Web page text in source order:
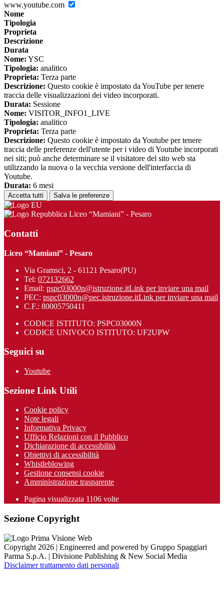
www.youtube.com
Nome
Tipologia
Proprieta
Descrizione
Durata
Nome: YSC
Tipologia: analitico
Proprieta: Terza parte
Descrizione: Questo cookie è impostato da YouTube per tenere
traccia delle visualizzazioni dei video incorporati.
Durata: Sessione
Nome: VISITOR_INFO1_LIVE
Tipologia: analitico
Proprieta: Terza parte
Descrizione: Questo cookie è impostato da Youtube per tenere
traccia delle preferenze dell'utente per i video di Youtube incorporati
nei siti; può anche determinare se il visitatore del sito web sta
utilizzando la nuova o la vecchia versione dell'interfaccia di
Youtube.
Durata: 6 mesi
Accetta tutti Salva le preferenze
Liceo “Mamiani” - Pesaro
Contatti
Liceo “Mamiani” - Pesaro
Via Gramsci, 2 - 61121 Pesaro(PU)
Tel: 072132662
Email: pspc03000n@istruzione.itLink per inviare una mail
PEC: pspc03000n@pec.istruzione.itLink per inviare una mail
C.F.: 80005750411
CODICE ISTITUTO: PSPC03000N
CODICE UNIVOCO ISTITUTO: UF2UPW
Seguici su
Youtube
Sezione Link Utili
Cookie policy
Note legali
Informativa Privacy
Ufficio Relazioni con il Pubblico
Dichiarazione di accessibilità
Obiettivi di accessibilità
Whistleblowing
Gestione consensi cookie
Amministrazione trasparente
Pagina visualizzata 1106 volte
Sezione Copyright
Copyright 2026 | Engineered and powered by Gruppo Spaggiari
Parma S.p.A. | Divisione Publishing & New Social Media
Disclaimer trattamento dati personali